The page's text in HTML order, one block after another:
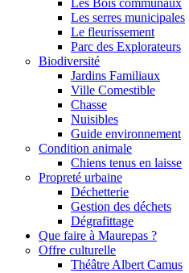
Les Bois communaux
Les serres municipales
Le fleurissement
Parc des Explorateurs
Biodiversité
Jardins Familiaux
Ville Comestible
Chasse
Nuisibles
Guide environnement
Condition animale
Chiens tenus en laisse
Propreté urbaine
Déchetterie
Gestion des déchets
Dégrafittage
Que faire à Maurepas ?
Offre culturelle
Théâtre Albert Camus